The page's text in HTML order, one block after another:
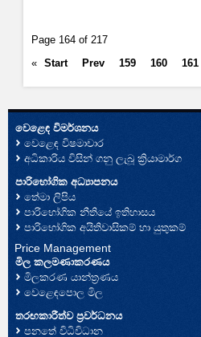
Page 164 of 217
« Start Prev 159 160 161
වෙළෙඳ විමර්ශනය
වෙළෙඳ විෂමාචාර
අධිකාරිය විසින් ගනු ලැබූ ක්‍රියාමාර්ග
පාරිභෝගික අධ්‍යාපනය
තේමා ලිපිය
පාරිභෝගික නීතියේ ඉතිහාසය
පාරිභෝගික අයිතිවාසිකම් හා යුතුකම්
Price Management
මිල කලමණාකරණය
මිලකරණ යාන්ත්‍රණය
වෙළෙඳපොල මිල
තරඟකාරීත්ව ප්‍රවර්ධනය
පනතේ විධිවිධාන